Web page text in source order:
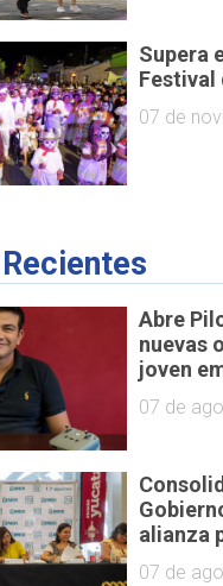
Supera
Festival
07 de
Abre
nuevas
joven
07 de
alianza
07 de